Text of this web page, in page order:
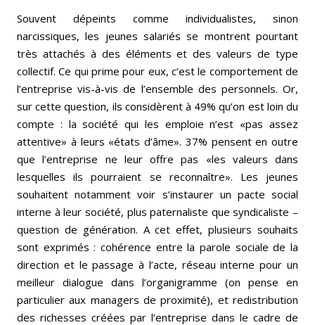
Souvent dépeints comme individualistes, sinon
narcissiques, les jeunes salariés se montrent pourtant
très attachés à des éléments et des valeurs de type
collectif. Ce qui prime pour eux, c’est le comportement de
l’entreprise vis-à-vis de l’ensemble des personnels. Or,
sur cette question, ils considèrent à 49% qu’on est loin du
compte : la société qui les emploie n’est «pas assez
attentive» à leurs «états d’âme». 37% pensent en outre
que l’entreprise ne leur offre pas «les valeurs dans
lesquelles ils pourraient se reconnaître». Les jeunes
souhaitent notamment voir s’instaurer un pacte social
interne à leur société, plus paternaliste que syndicaliste –
question de génération. A cet effet, plusieurs souhaits
sont exprimés : cohérence entre la parole sociale de la
direction et le passage à l’acte, réseau interne pour un
meilleur dialogue dans l’organigramme (on pense en
particulier aux managers de proximité), et redistribution
des richesses créées par l’entreprise dans le cadre de